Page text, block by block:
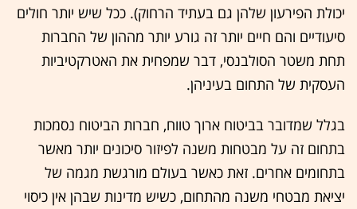
יכולת הפירעון שלהן גם בעתיד הרחוק). ככל שיש יותר חולים
סיעודיים והם חיים יותר זה גורע יותר מההון של החברות
תחת משטר הסולבנסי, דבר שמפחית את האטרקטיביות
העסקית של התחום בעיניהן.
בגלל שמדובר בביטוח ארוך טווח, חברות הביטוח נסמכות
בתחום זה על מבטחות משנה לפיזור סיכונים יותר מאשר
בתחומים אחרים. זאת כאשר בעולם מורגשת מגמה של
יציאת מבטחי משנה מהתחום, כשיש מדינות שבהן אין כיסוי